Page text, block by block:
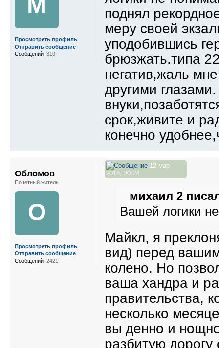
поднял
меру своей
уподобившись
брюзжать.типа
негатив,жаль
другими
срок,живите и
конечно
М
Просмотреть профиль
Отправить сообщение
Сообщений: 310
12 мар
2018, 20:24
михаил 2
Вашей логики
Майкл, я
вид) перед
колено. Но
ваша хандра и
правительства,
несколько
вы денно и
разбитую дорогу
Обломов
Почетный житель
О
Просмотреть профиль
Отправить сообщение
Сообщений: 2421